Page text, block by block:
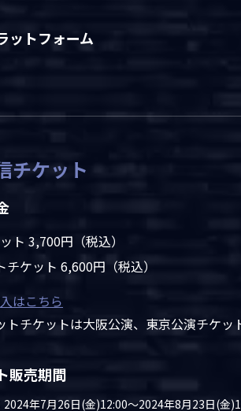
ットフォーム
チケット
ト 3,700円（税込）
チケット 6,600円（税込）
はこちら
チケットは大阪公演、東京公演チケッ
販売期間
2024年7月26日(金)12:00～2024年8月23日(金